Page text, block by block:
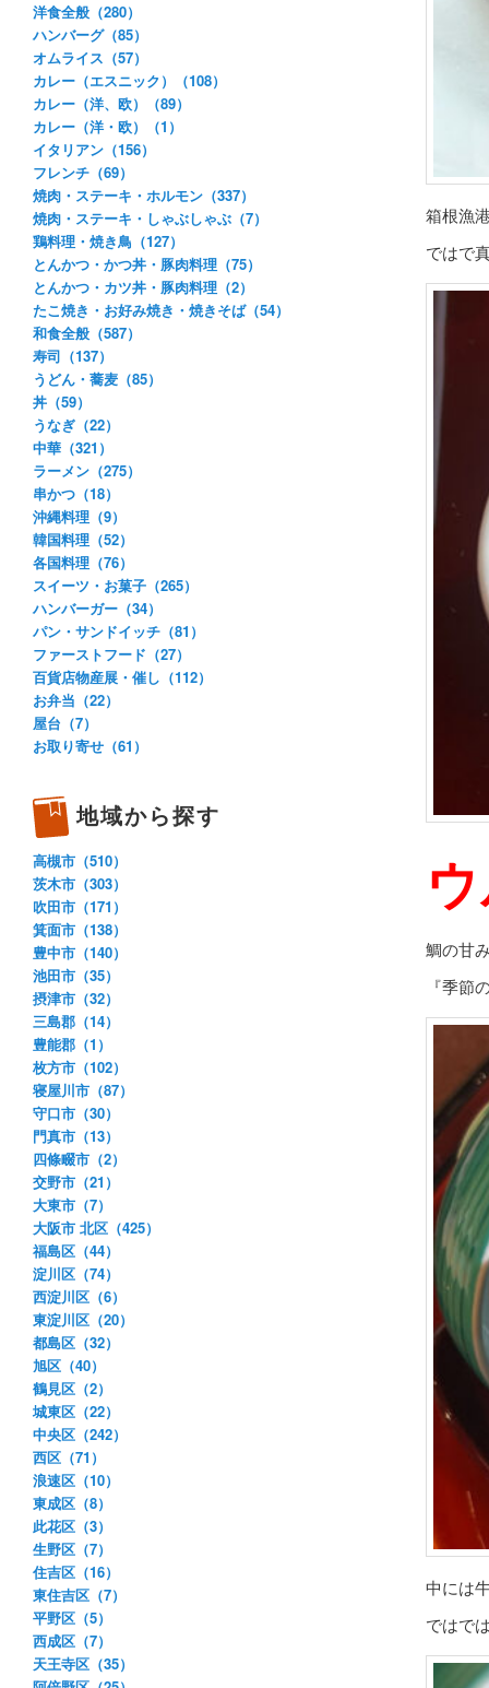
箱根漁
ではで
鯛の甘
『季節
中には
ではで
洋食全般（280）
ハンバーグ（85）
オムライス（57）
カレー（エスニック）（108）
カレー（洋、欧）（89）
カレー（洋・欧）（1）
イタリアン（156）
フレンチ（69）
焼肉・ステーキ・ホルモン（337）
焼肉・ステーキ・しゃぶしゃぶ（7）
鶏料理・焼き鳥（127）
とんかつ・かつ丼・豚肉料理（75）
とんかつ・カツ丼・豚肉料理（2）
たこ焼き・お好み焼き・焼きそば（54）
和食全般（587）
寿司（137）
うどん・蕎麦（85）
丼（59）
うなぎ（22）
中華（321）
ラーメン（275）
串かつ（18）
沖縄料理（9）
韓国料理（52）
各国料理（76）
スイーツ・お菓子（265）
ハンバーガー（34）
パン・サンドイッチ（81）
ファーストフード（27）
百貨店物産展・催し（112）
お弁当（22）
屋台（7）
お取り寄せ（61）
地域から探す
高槻市（510）
茨木市（303）
吹田市（171）
箕面市（138）
豊中市（140）
池田市（35）
摂津市（32）
三島郡（14）
豊能郡（1）
枚方市（102）
寝屋川市（87）
守口市（30）
門真市（13）
四條畷市（2）
交野市（21）
大東市（7）
大阪市 北区（425）
福島区（44）
淀川区（74）
西淀川区（6）
東淀川区（20）
都島区（32）
旭区（40）
鶴見区（2）
城東区（22）
中央区（242）
西区（71）
浪速区（10）
東成区（8）
此花区（3）
生野区（7）
住吉区（16）
東住吉区（7）
平野区（5）
西成区（7）
天王寺区（35）